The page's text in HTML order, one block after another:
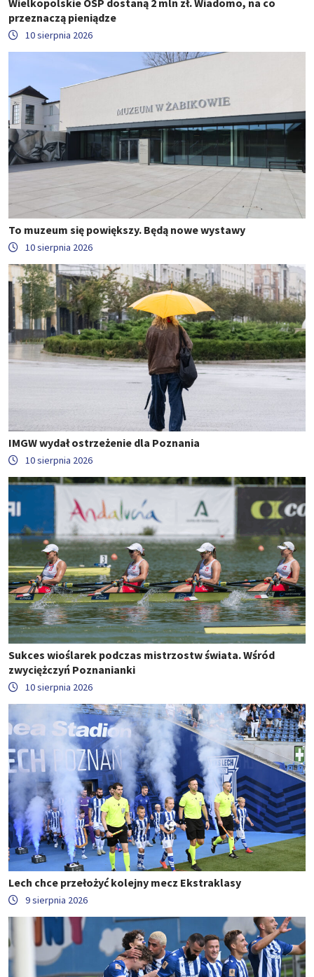
przeznaczą pieniądze
10 sierpnia 2026
To muzeum się powiększy. Będą nowe wystawy
10 sierpnia 2026
IMGW wydał ostrzeżenie dla Poznania
10 sierpnia 2026
Sukces wioślarek podczas mistrzostw świata. Wśród
zwyciężczyń Poznanianki
10 sierpnia 2026
Lech chce przełożyć kolejny mecz Ekstraklasy
9 sierpnia 2026